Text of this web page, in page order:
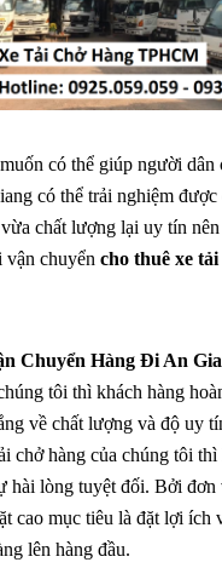
có thể giúp người dân
có thể trải nghiệm được
chất lượng lại uy tín
vận chuyển cho thuê xe
Chuyển Hàng Đi An
tôi thì khách hàng
về chất lượng và độ uy
chở hàng của chúng tôi thì
hài lòng tuyệt đối. Bởi
cao mục tiêu là đặt lợi ích
lên hàng đầu.